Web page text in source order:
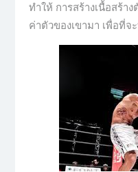
ทำให้ การสร้างเนื้อสร้า
ค่าตัวของเขามา เพื่อที่จ